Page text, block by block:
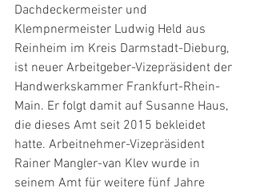
Dachdeckermeister und
Klempnermeister Ludwig Held aus
Reinheim im Kreis Darmstadt-Dieburg,
ist neuer Arbeitgeber-Vizepräsident der
Handwerkskammer Frankfurt-Rhein-
Main. Er folgt damit auf Susanne Haus,
die dieses Amt seit 2015 bekleidet
hatte. Arbeitnehmer-Vizepräsident
Rainer Mangler-van Klev wurde in
seinem Amt für weitere fünf Jahre